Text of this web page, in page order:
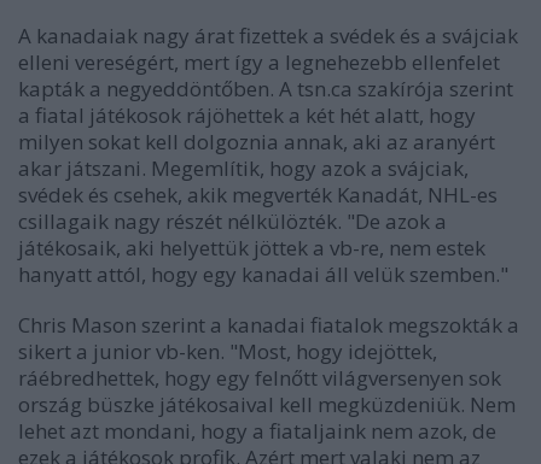
A kanadaiak nagy árat fizettek a svédek és a svájciak
elleni vereségért, mert így a legnehezebb ellenfelet
kapták a negyeddöntőben. A tsn.ca szakírója szerint
a fiatal játékosok rájöhettek a két hét alatt, hogy
milyen sokat kell dolgoznia annak, aki az aranyért
akar játszani. Megemlítik, hogy azok a svájciak,
svédek és csehek, akik megverték Kanadát, NHL-es
csillagaik nagy részét nélkülözték. "De azok a
játékosaik, aki helyettük jöttek a vb-re, nem estek
hanyatt attól, hogy egy kanadai áll velük szemben."
Chris Mason szerint a kanadai fiatalok megszokták a
sikert a junior vb-ken. "Most, hogy idejöttek,
ráébredhettek, hogy egy felnőtt világversenyen sok
ország büszke játékosaival kell megküzdeniük. Nem
lehet azt mondani, hogy a fiataljaink nem azok, de
ezek a játékosok profik. Azért mert valaki nem az